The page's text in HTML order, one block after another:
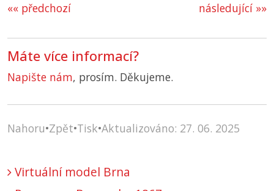
«« předchozí následující »»
Máte více informací?
Napište nám, prosím. Děkujeme.
Nahoru•Zpět•Tisk•Aktualizováno: 27. 06. 2025
Virtuální model Brna